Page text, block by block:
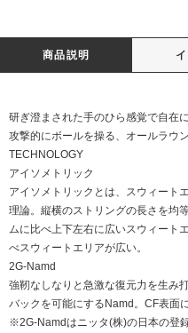
商品説明
研ぎ澄まされた手のひら感覚で自在
攻撃的にボールを操る、オールラウン
TECHNOLOGY
アイソメトリック
アイソメトリックとは、スウィート
理論。縦横のストリングの長さを均
ムに比べ上下左右に広いスウィート
べスウィートエリアが広い。
2G-Namd
強靭なしなりと急激な復元力を生み
バックを可能にするNamd。CF表面
※2G-Namdはニッタ(株)の日本の登録